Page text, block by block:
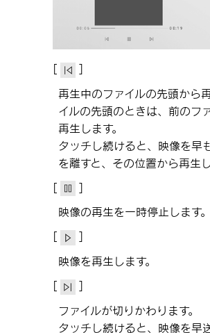
[‍
‍]
再生中のファイルの先頭から
イルの先頭のときは、前のフ
再生します。
タッチし続けると、映像を早
を離すと、その位置から再生し
[‍
‍]
映像の再生を一時停止します。
[‍
‍]
映像を再生します。
[‍
‍]
ファイルが切りかわります。
タッチし続けると、映像を早